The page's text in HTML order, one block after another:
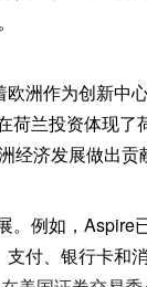
洲作为创新中
荷兰投资体现了
济发展做出贡
。例如，Aspire
付、银行卡和